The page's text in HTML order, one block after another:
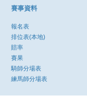
賽事資料
報名表
排位表(本地)
賠率
賽果
騎師分場表
練馬師分場表